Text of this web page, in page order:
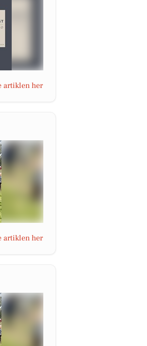
artiklen her
artiklen her